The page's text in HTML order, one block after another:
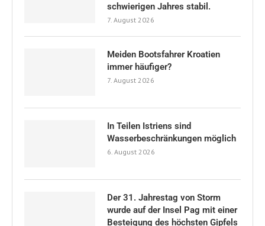
schwierigen Jahres stabil.
7. August 2026
Meiden Bootsfahrer Kroatien
immer häufiger?
7. August 2026
In Teilen Istriens sind
Wasserbeschränkungen möglich
6. August 2026
Der 31. Jahrestag von Storm
wurde auf der Insel Pag mit einer
Besteigung des höchsten Gipfels